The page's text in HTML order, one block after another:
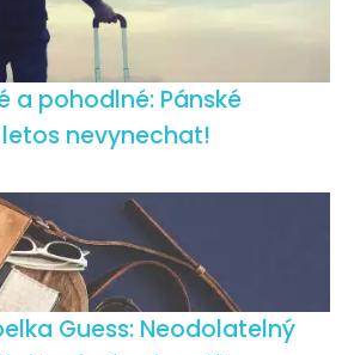
a pohodlné: Pánské
nevynechat!
Guess: Neodolatelný